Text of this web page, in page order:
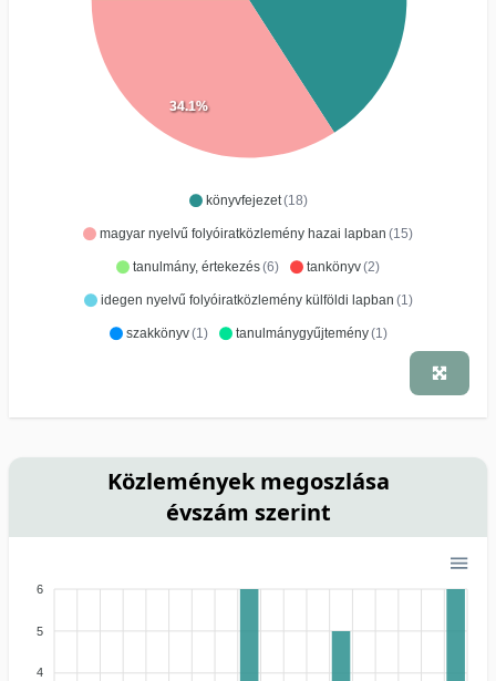
könyvfejezet(18)
magyar nyelvű folyóiratközlemény hazai lapban (15)
tanulmány, értekezés(6) tankönyv(2)
idegen nyelvű folyóiratközlemény külföldi lapban (1)
szakkönyv(1) tanulmánygyűjtemény(1)
34.1%
Közlemények megoszlása
évszám szerint
6
5
4